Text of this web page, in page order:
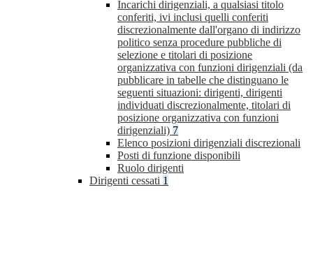
Incarichi dirigenziali, a qualsiasi titolo
conferiti, ivi inclusi quelli conferiti
discrezionalmente dall'organo di indirizzo
politico senza procedure pubbliche di
selezione e titolari di posizione
organizzativa con funzioni dirigenziali (da
pubblicare in tabelle che distinguano le
seguenti situazioni: dirigenti, dirigenti
individuati discrezionalmente, titolari di
posizione organizzativa con funzioni
dirigenziali) 7
Elenco posizioni dirigenziali discrezionali
Posti di funzione disponibili
Ruolo dirigenti
Dirigenti cessati 1